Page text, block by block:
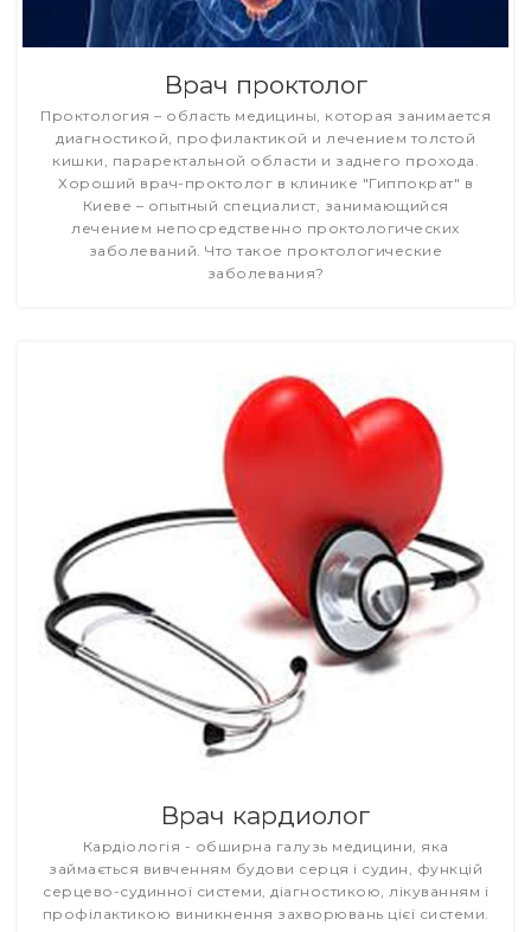
Врач проктолог
Проктология – область медицины, которая занимается
диагностикой, профилактикой и лечением толстой
кишки, параректальной области и заднего прохода.
Хороший врач-проктолог в клинике "Гиппократ" в
Киеве – опытный специалист, занимающийся
лечением непосредственно проктологических
заболеваний. Что такое проктологические
заболевания?
Врач кардиолог
Кардіологія - обширна галузь медицини, яка
займається вивченням будови серця і судин, функцій
серцево-судинної системи, діагностикою, лікуванням і
профілактикою виникнення захворювань цієї системи.